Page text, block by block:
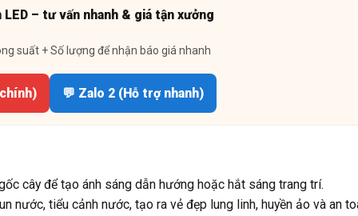
LED – tư vấn nhanh & giá tận xưởng
suất + Số lượng để nhận báo giá nhanh
💬 Zalo 2 (Hỗ trợ nhanh)
cây để tạo ánh sáng dẫn hướng hoặc hắt sáng trang trí.
nước, tiểu cảnh nước, tạo ra vẻ đẹp lung linh, huyền ảo và an